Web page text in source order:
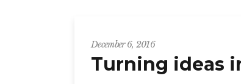
December 6, 2016
Turning ideas